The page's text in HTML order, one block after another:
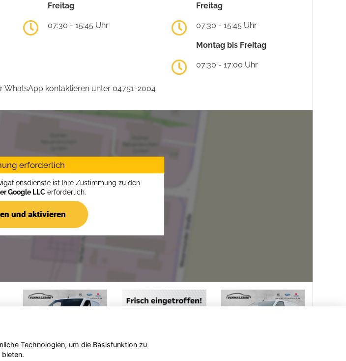
Freitag
07:30 - 15:45 Uhr
Freitag
07:30 - 15:45 Uhr
Montag bis Freitag
07:30 - 17:00 Uhr
WhatsApp kontaktieren unter 04751-2004
erforderlich
ist Ihre Zustimmung zu den
Google LLC erforderlich.
und aktivieren
Technologien, um die Basisfunktion zu